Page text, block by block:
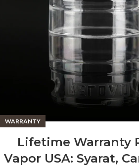
WARRANTY
Lifetime Warranty
Vapor USA: Syarat,